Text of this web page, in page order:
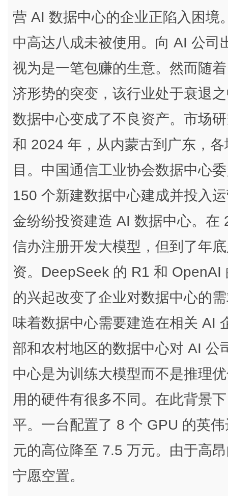
营 AI 数据中心的企业正陷入困境
中高达八成未被使用。向 AI 公司
视为是一笔包赚的生意。然而随
济形势的突变，该行业处于衰退
数据中心变成了不良资产。市场
和 2024 年，从内蒙古到广东，
目。中国通信工业协会数据中心
150 个新建数据中心建成并投入
金纷纷投资建造 AI 数据中心。
信办注册开发大模型，但到了年
资。DeepSeek 的 R1 和
的兴起改变了企业对数据中心的
味着数据中心需要建造在相关 AI
部和农村地区的数据中心对 AI 公
中心是为训练大模型而不是推理
用的硬件有很多不同。在此背景
平。一台配置了 8 个 GPU 的英
元的高位降至 7.5 万元。由于高
宁愿空置。